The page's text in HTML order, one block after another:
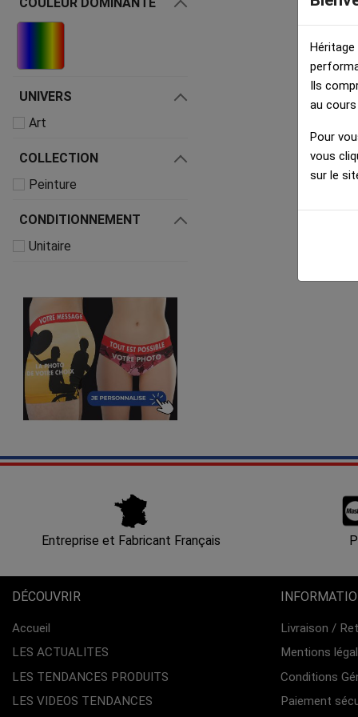
UNIVERS
Art
COLLECTION
Peinture
CONDITIONNEMENT
Unitaire
Entreprise et Fabricant Français
DÉCOUVRIR
Accueil
LES ACTUALITES
LES TENDANCES PRODUITS
LES VIDEOS TENDANCES
Livraison /
Mentions
Conditions
Paiement
Ils
au
Pour
vous
sur le